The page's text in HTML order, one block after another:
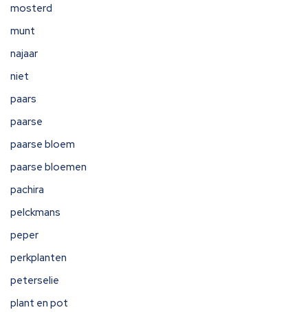
mosterd
munt
najaar
niet
paars
paarse
paarse bloem
paarse bloemen
pachira
pelckmans
peper
perkplanten
peterselie
plant en pot